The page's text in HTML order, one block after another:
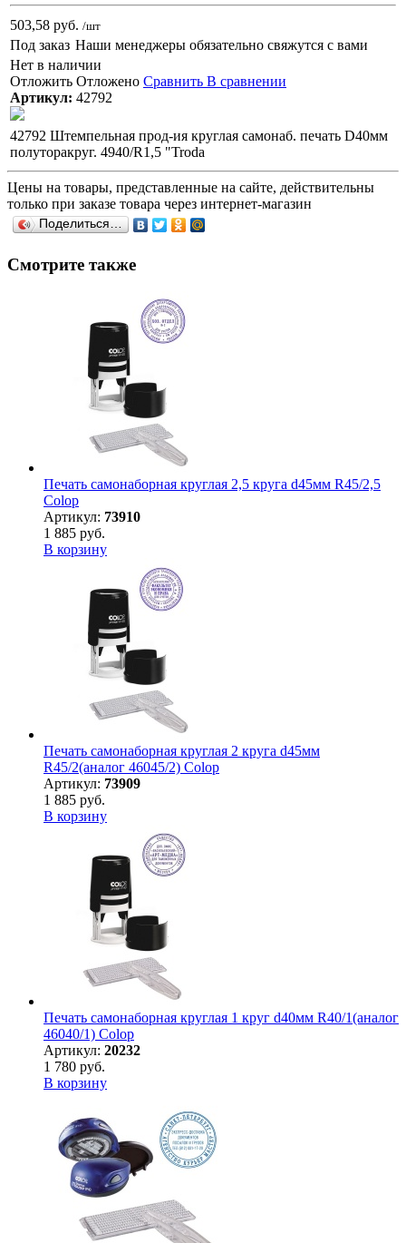
503,58 руб. /шт
Под заказ Наши менеджеры обязательно свяжутся с вами
Нет в наличии
Отложить Отложено Сравнить В сравнении
Артикул: 42792
42792 Штемпельная прод-ия круглая самонаб. печать D40мм
полуторакруг. 4940/R1,5 "Troda
Цены на товары, представленные на сайте, действительны
только при заказе товара через интернет-магазин
Поделиться…
Смотрите также
Печать самонаборная круглая 2,5 круга d45мм R45/2,5
Colop
Артикул: 73910
1 885 руб.
В корзину
Печать самонаборная круглая 2 круга d45мм
R45/2(аналог 46045/2) Colop
Артикул: 73909
1 885 руб.
В корзину
Печать самонаборная круглая 1 круг d40мм R40/1(аналог
46040/1) Colop
Артикул: 20232
1 780 руб.
В корзину